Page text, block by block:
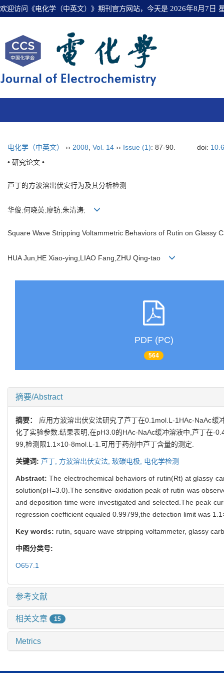
欢迎访问《电化学（中英文）》期刊官方网站，今天是 2026年8月7日
电化学（中英文） ›› 2008 Vol. 14 ›› Issue (1): 87-90. doi:
• 研究论文 •
芦丁的方波溶出伏安行为及其分析检测
华俊;何晓英;廖钫;朱清涛;
Square Wave Stripping Voltammetric Behaviors of Rutin on Glassy
HUA Jun,HE Xiao-ying,LIAO Fang,ZHU Qing-tao
PDF (PC)
564
摘要/Abstract
摘要： 应用方波溶出伏安法研究了芦丁在0.1mol.L-1HAc-NaAc
化了实验参数.结果表明,在pH3.0的HAc-NaAc缓冲溶液中,芦丁在-
99,检测限1.1×10-8mol.L-1.可用于药剂中芦丁含量的测定.
关键词: 芦丁, 方波溶出伏安法, 玻碳电极, 电化学检测
Abstract:The electrochemical behaviors of rutin(Rt) at glassy
solution(pH=3.0).The sensitive oxidation peak of rutin was
and deposition time were investigated and selected.The peak
regression coefficient equaled 0.99799,the detection limit was
Key words: rutin, square wave stripping voltammeter, glassy
中图分类号:
O657.1
参考文献
相关文章 15
Metrics